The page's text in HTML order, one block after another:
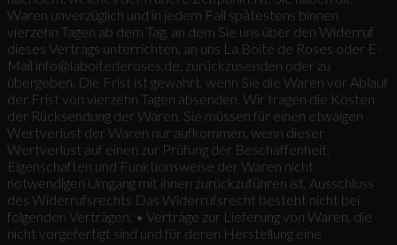
Waren unverzüglich und in jedem Fall spätestens binnen
vierzehn Tagen ab dem Tag, an dem Sie uns über den Widerruf
dieses Vertrags unterrichten, an uns La Boite de Roses oder E-
Mail info@laboitederoses.de, zurückzusenden oder zu
übergeben. Die Frist ist gewahrt, wenn Sie die Waren vor Ablauf
der Frist von vierzehn Tagen absenden. Wir tragen die Kosten
der Rücksendung der Waren. Sie müssen für einen etwaigen
Wertverlust der Waren nur aufkommen, wenn dieser
Wertverlust auf einen zur Prüfung der Beschaffenheit,
Eigenschaften und Funktionsweise der Waren nicht
notwendigen Umgang mit ihnen zurückzuführen ist. Ausschluss
des Widerrufsrechts Das Widerrufsrecht besteht nicht bei
folgenden Verträgen: • Verträge zur Lieferung von Waren, die
nicht vorgefertigt sind und für deren Herstellung eine